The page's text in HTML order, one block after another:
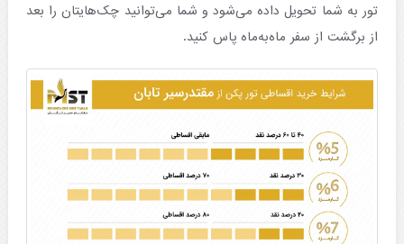
تور به شما تحویل داده می‌شود و شما می‌توانید چک‌هایتان را بعد
از برگشت از سفر ماه‌به‌ماه پاس کنید.